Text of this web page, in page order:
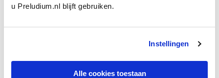
u Preludium.nl blijft gebruiken.
Instellingen
Alle cookies toestaan